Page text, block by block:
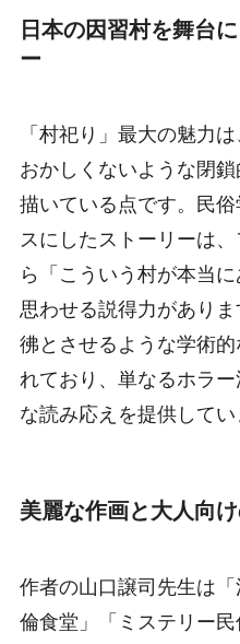
日本の因習村を舞台
ー
「村祀り」最大の魅力
おかしくないような閉
描いている点です。民
スにしたストーリーは
ら「こういう村が本当
思わせる説得力があり
彿とさせるような学術
れており、単なるホラ
な読み応えを提供してい
美麗な作画と大人向
作者の山口譲司先生は
倫食堂」「ミステリー